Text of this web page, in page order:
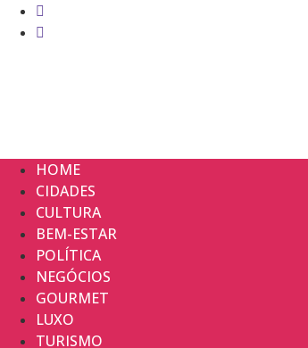
para
HOME
CIDADES
CULTURA
BEM-ESTAR
POLÍTICA
NEGÓCIOS
GOURMET
LUXO
TURISMO